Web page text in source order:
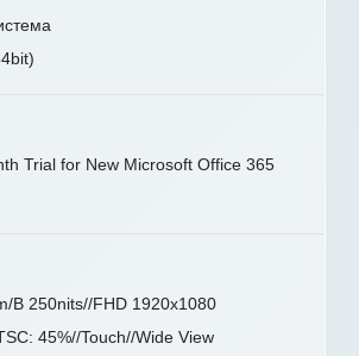
Trial for New Microsoft Office 365
B 250nits//FHD 1920x1080
45%//Touch//Wide View